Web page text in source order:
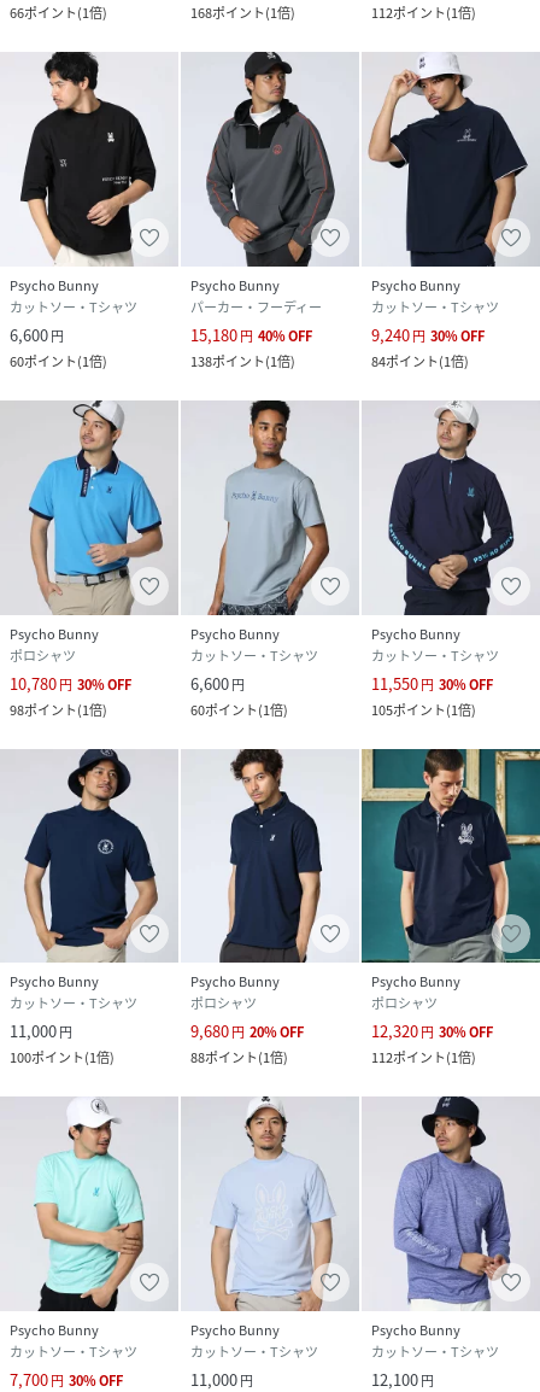
66ポイント(1倍)
168ポイント(1倍)
112ポイント(1倍)
Psycho Bunny
カットソー・Tシャツ
6,600円
60ポイント(1倍)
Psycho Bunny
パーカー・フーディー
15,180円 40%OFF
138ポイント(1倍)
Psycho Bunny
カットソー・Tシャツ
9,240円 30%OFF
84ポイント(1倍)
Psycho Bunny
ポロシャツ
10,780円 30%OFF
98ポイント(1倍)
Psycho Bunny
カットソー・Tシャツ
6,600円
60ポイント(1倍)
Psycho Bunny
カットソー・Tシャツ
11,550円 30%OFF
105ポイント(1倍)
Psycho Bunny
カットソー・Tシャツ
11,000円
100ポイント(1倍)
Psycho Bunny
ポロシャツ
9,680円 20%OFF
88ポイント(1倍)
Psycho Bunny
ポロシャツ
12,320円 30%OFF
112ポイント(1倍)
Psycho Bunny
カットソー・Tシャツ
7,700円 30%OFF
Psycho Bunny
カットソー・Tシャツ
11,000円
Psycho Bunny
カットソー・Tシャツ
12,100円